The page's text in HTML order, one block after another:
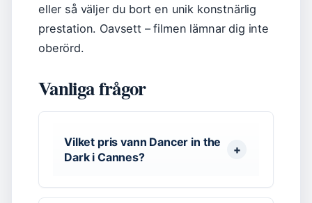
eller så väljer du bort en unik konstnärlig
prestation. Oavsett – filmen lämnar dig inte
oberörd.
Vanliga frågor
Vilket pris vann Dancer in the
Dark i Cannes?